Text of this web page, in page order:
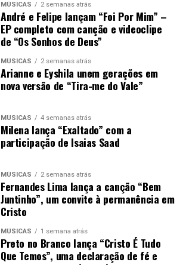
MÚSICAS 2 semanas atrás
André e Felipe lançam “Foi Por Mim” –
EP completo com canção e videoclipe
de “Os Sonhos de Deus”
MÚSICAS 2 semanas atrás
Arianne e Eyshila unem gerações em
nova versão de “Tira-me do Vale”
MÚSICAS 4 semanas atrás
Milena lança “Exaltado” com a
participação de Isaias Saad
MÚSICAS 2 semanas atrás
Fernandes Lima lança a canção “Bem
Juntinho”, um convite à permanência em
Cristo
MÚSICAS 1 semana atrás
Preto no Branco lança “Cristo É Tudo
Que Temos”, uma declaração de fé e